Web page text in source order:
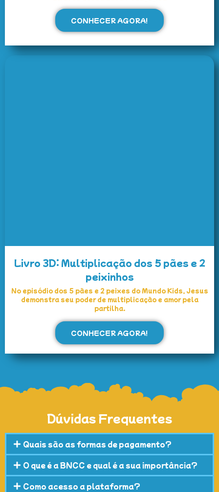
CONHECER AGORA!
Livro 3D: Multiplicação dos 5 pães e 2
peixinhos
No episódio dos 5 pães e 2 peixes do Mundo Kids, Jesus
demonstra seu poder de multiplicação e amor pela
partilha.
CONHECER AGORA!
Dúvidas Frequentes
Quais são as formas de pagamento?
O que é a BNCC e qual é a sua importância?
Como acesso a plataforma?